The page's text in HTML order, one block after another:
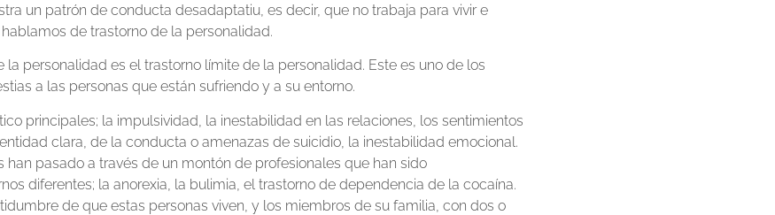
un patrón de conducta desadaptatiu, es decir, que no trabaja para vivir e
de trastorno de la personalidad.
la personalidad es el trastorno límite de la personalidad. Este es uno de los
a las personas que están sufriendo y a su entorno.
principales; la impulsividad, la inestabilidad en las relaciones, los sentimientos
clara, de la conducta o amenazas de suicidio, la inestabilidad emocional.
han pasado a través de un montón de profesionales que han sido
diferentes; la anorexia, la bulimia, el trastorno de dependencia de la cocaína.
de que estas personas viven, y los miembros de su familia, con dos o